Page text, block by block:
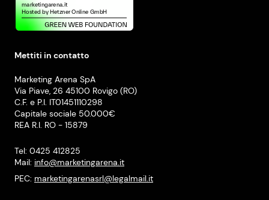
Mettiti in contatto
Marketing Arena SpA
Via Piave, 26 45100 Rovigo (RO)
C.F. e P.I. IT01451110298
Capitale sociale 50.000€
REA R.I. RO - 15879
Tel: 0425 412825
Mail: info@marketingarena.it
PEC: marketingarenasrl@legalmail.it